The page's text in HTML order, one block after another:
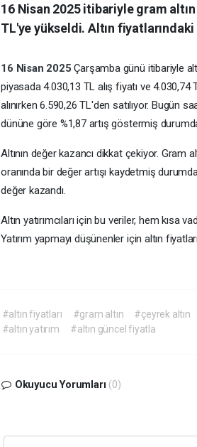
16 Nisan 2025 itibariyle gram
TL'ye yükseldi. Altın
16 Nisan 2025Çarşamba günü itibariyle
piyasada 4.030,13 TL alış fiyatı ve
alınırken 6.590,26 TL'den satılıyor. Bugün
dününe göre %1,87 artış göstermiş
Altının değer kazancı dikkat çekiyor. Gram
oranında bir değer artışı kaydetmiş
değer kazandı.
Altın yatırımcıları için bu veriler, hem kısa
Yatırım yapmayı düşünenler için altın
#altın fiyatları #gram altın
#çeyrek altın
#altın yatırım
#altın güncel fiyatla
Okuyucu Yorumları (0)